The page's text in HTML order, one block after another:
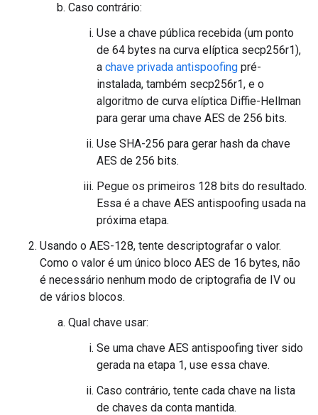
Caso contrário:
Use a chave pública recebida (um ponto
de 64 bytes na curva elíptica secp256r1),
a chave privada antispoofing pré-
instalada, também secp256r1, e o
algoritmo de curva elíptica Diffie-Hellman
para gerar uma chave AES de 256 bits.
Use SHA-256 para gerar hash da chave
AES de 256 bits.
Pegue os primeiros 128 bits do resultado.
Essa é a chave AES antispoofing usada na
próxima etapa.
Usando o AES-128, tente descriptografar o valor.
Como o valor é um único bloco AES de 16 bytes, não
é necessário nenhum modo de criptografia de IV ou
de vários blocos.
Qual chave usar:
Se uma chave AES antispoofing tiver sido
gerada na etapa 1, use essa chave.
Caso contrário, tente cada chave na lista
de chaves da conta mantida.